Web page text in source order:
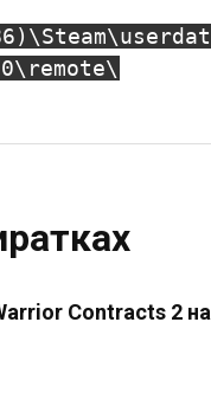
Contracts 2 на